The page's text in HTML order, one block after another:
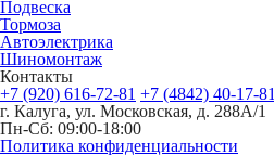
Подвеска
Тормоза
Автоэлектрика
Шиномонтаж
Контакты
+7 (920) 616-72-81 +7 (4842) 40-17-81
г. Калуга, ул. Московская, д. 288А/1
Пн-Сб: 09:00-18:00
Политика конфиденциальности